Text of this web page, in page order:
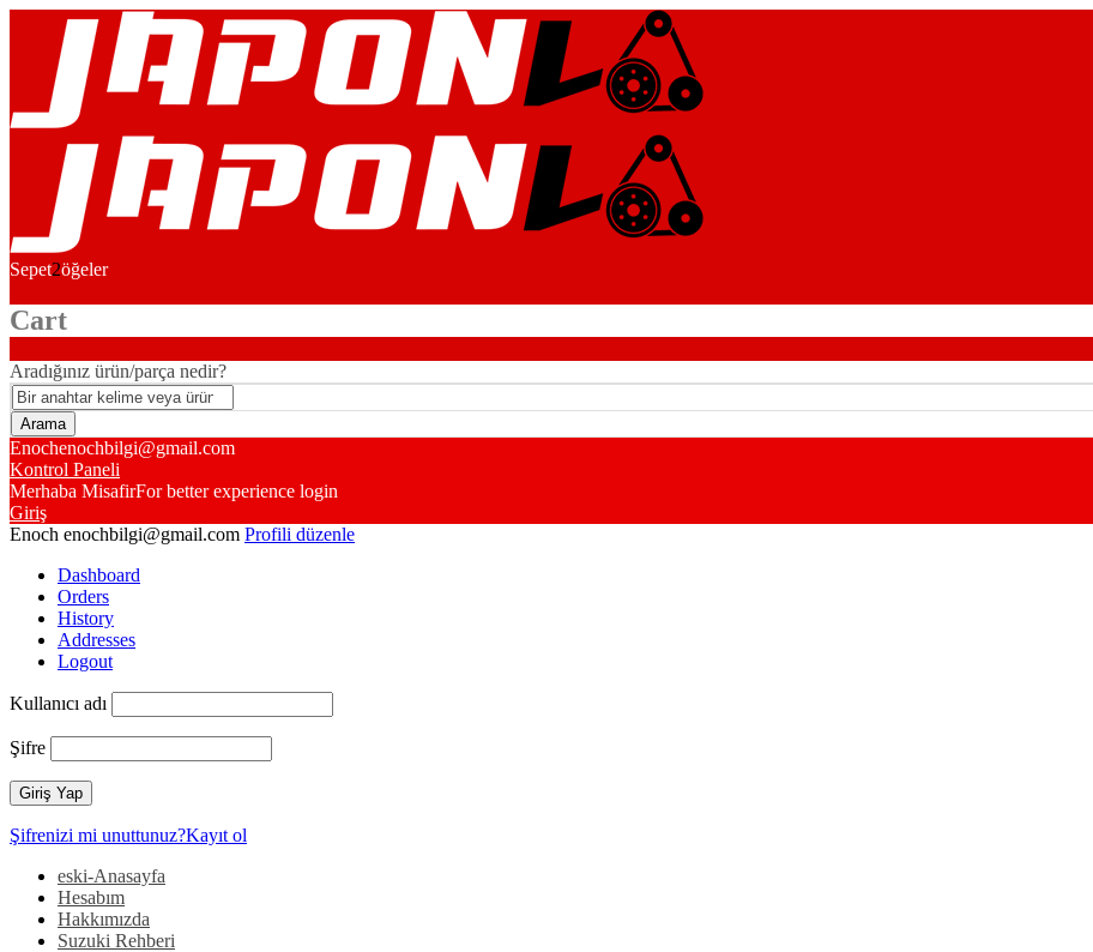
Sepet2öğeler
Cart
Aradığınız ürün/parça nedir?
Enochenochbilgi@gmail.com
Kontrol Paneli
Merhaba MisafirFor better experience login
Giriş
Enoch enochbilgi@gmail.com Profili düzenle
Dashboard
Orders
History
Addresses
Logout
Kullanıcı adı
Şifre
Şifrenizi mi unuttunuz?Kayıt ol
eski-Anasayfa
Hesabım
Hakkımızda
Suzuki Rehberi